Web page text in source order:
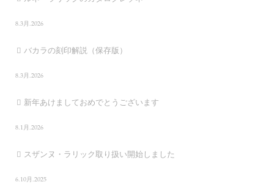
8.3月.2026
バカラの刻印解説（保存版）
8.3月.2026
新年あけましておめでとうございます
8.1月.2026
スザンヌ・ラリック取り扱い開始しました
6.10月.2025